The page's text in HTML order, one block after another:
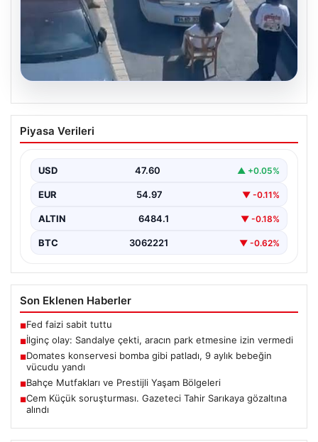
05.08.2026
İlginç olay: Sandalye çekti, aracın park
etmesine izin vermedi
Otomobilin Park Etmesine Tepkili Çalışan Arasında
Gerginlik Yaşandı",…
Piyasa Verileri
USD 47.60 ▲ +0.05%
EUR 54.97 ▼ -0.11%
ALTIN 6484.1 ▼ -0.18%
BTC 3062221 ▼ -0.62%
Son Eklenen Haberler
■Fed faizi sabit tuttu
■İlginç olay: Sandalye çekti, aracın park etmesine izin vermedi
■Domates konservesi bomba gibi patladı, 9 aylık bebeğin
vücudu yandı
■Bahçe Mutfakları ve Prestijli Yaşam Bölgeleri
■Cem Küçük soruşturması. Gazeteci Tahir Sarıkaya gözaltına
alındı